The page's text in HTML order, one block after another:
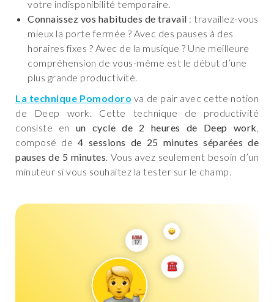
votre indisponibilité temporaire.
Connaissez vos habitudes de travail : travaillez-vous
mieux la porte fermée ? Avec des pauses à des
horaires fixes ? Avec de la musique ? Une meilleure
compréhension de vous-même est le début d’une
plus grande productivité.
La technique Pomodoro va de pair avec cette notion
de Deep work. Cette technique de productivité
consiste en un cycle de 2 heures de Deep work,
composé de4 sessions de 25 minutes séparées de
pauses de 5 minutes. Vous avez seulement besoin d’un
minuteur si vous souhaitez la tester sur le champ.